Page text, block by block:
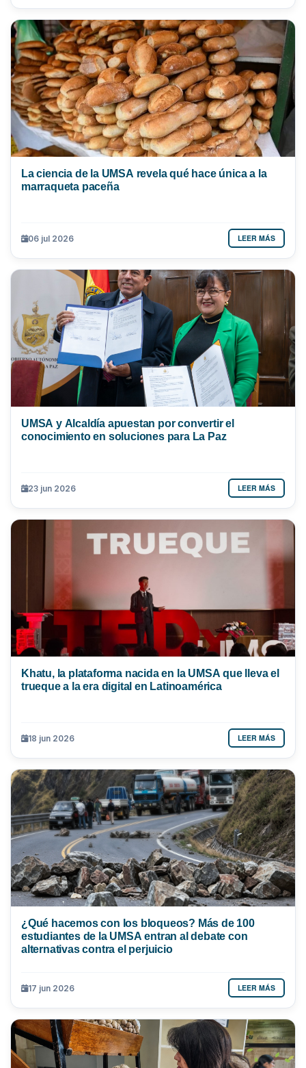
La ciencia de la UMSA revela qué hace única a la
marraqueta paceña
06 jul 2026 LEER MÁS
UMSA y Alcaldía apuestan por convertir el
conocimiento en soluciones para La Paz
23 jun 2026 LEER MÁS
Khatu, la plataforma nacida en la UMSA que lleva el
trueque a la era digital en Latinoamérica
18 jun 2026 LEER MÁS
¿Qué hacemos con los bloqueos? Más de 100
estudiantes de la UMSA entran al debate con
alternativas contra el perjuicio
17 jun 2026 LEER MÁS